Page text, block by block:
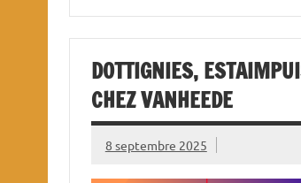
DOTTIGNIES,
CHEZ VANHEEDE
8 septembre 2025